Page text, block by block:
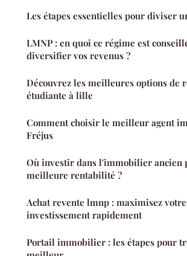
Les étapes essentielles pour diviser
LMNP : en quoi ce régime est
diversifier vos revenus ?
Découvrez les meilleures options de
étudiante à lille
Comment choisir le meilleur agent
Fréjus
Où investir dans l'immobilier ancien
meilleure rentabilité ?
Achat revente lmnp : maximisez votre
investissement rapidement
Portail immobilier : les étapes pour